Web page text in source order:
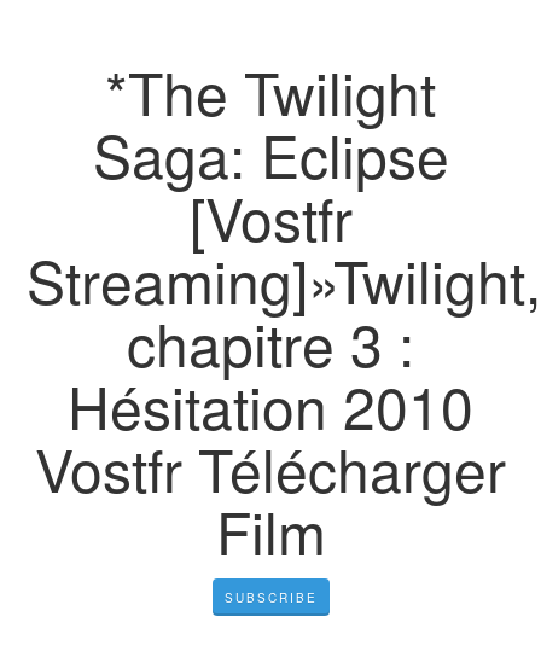
*The Twilight
Saga: Eclipse
[Vostfr
Streaming]»Twilight,
chapitre 3 :
Hésitation 2010
Vostfr Télécharger
Film
SUBSCRIBE